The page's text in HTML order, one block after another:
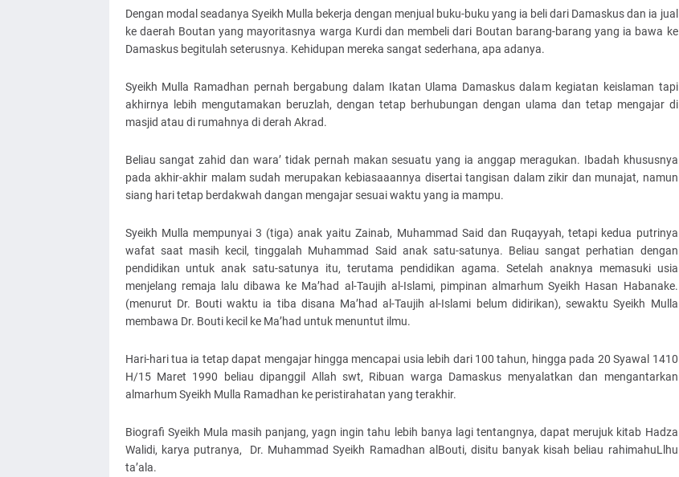
Dengan modal seadanya Syeikh Mulla bekerja dengan menjual buku-buku yang ia beli dari Damaskus dan ia jual
ke daerah Boutan yang mayoritasnya warga Kurdi dan membeli dari Boutan barang-barang yang ia bawa ke
Damaskus begitulah seterusnya. Kehidupan mereka sangat sederhana, apa adanya.
Syeikh Mulla Ramadhan pernah bergabung dalam Ikatan Ulama Damaskus dalam kegiatan keislaman tapi
akhirnya lebih mengutamakan beruzlah, dengan tetap berhubungan dengan ulama dan tetap mengajar di
masjid atau di rumahnya di derah Akrad.
Beliau sangat zahid dan wara’ tidak pernah makan sesuatu yang ia anggap meragukan. Ibadah khususnya
pada akhir-akhir malam sudah merupakan kebiasaaannya disertai tangisan dalam zikir dan munajat, namun
siang hari tetap berdakwah dangan mengajar sesuai waktu yang ia mampu.
Syeikh Mulla mempunyai 3 (tiga) anak yaitu Zainab, Muhammad Said dan Ruqayyah, tetapi kedua putrinya
wafat saat masih kecil, tinggalah Muhammad Said anak satu-satunya. Beliau sangat perhatian dengan
pendidikan untuk anak satu-satunya itu, terutama pendidikan agama. Setelah anaknya memasuki usia
menjelang remaja lalu dibawa ke Ma’had al-Taujih al-Islami, pimpinan almarhum Syeikh Hasan Habanake.
(menurut Dr. Bouti waktu ia tiba disana Ma’had al-Taujih al-Islami belum didirikan), sewaktu Syeikh Mulla
membawa Dr. Bouti kecil ke Ma’had untuk menuntut ilmu.
Hari-hari tua ia tetap dapat mengajar hingga mencapai usia lebih dari 100 tahun, hingga pada 20 Syawal 1410
H/15 Maret 1990 beliau dipanggil Allah swt, Ribuan warga Damaskus menyalatkan dan mengantarkan
almarhum Syeikh Mulla Ramadhan ke peristirahatan yang terakhir.
Biografi Syeikh Mula masih panjang, yagn ingin tahu lebih banya lagi tentangnya, dapat merujuk kitab Hadza
Walidi, karya putranya, Dr. Muhammad Syeikh Ramadhan alBouti, disitu banyak kisah beliau rahimahuLlhu
ta’ala.